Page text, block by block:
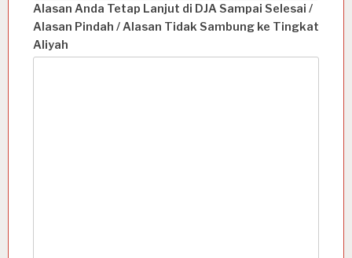
Alasan Anda Tetap Lanjut di DJA Sampai Selesai /
Alasan Pindah / Alasan Tidak Sambung ke Tingkat
Aliyah